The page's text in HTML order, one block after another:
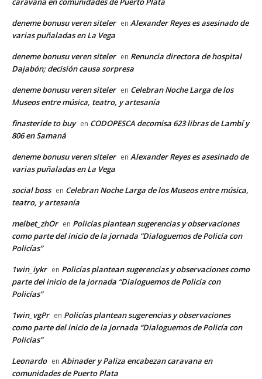
deneme bonusu veren siteler en Alexander Reyes es asesinado de
varias puñaladas en La Vega
deneme bonusu veren siteler en Renuncia directora de hospital
Dajabón; decisión causa sorpresa
deneme bonusu veren siteler en Celebran Noche Larga de los
Museos entre música, teatro, y artesanía
finasteride to buy en CODOPESCA decomisa 623 libras de Lambí y
806 en Samaná
deneme bonusu veren siteler en Alexander Reyes es asesinado de
varias puñaladas en La Vega
social boss en Celebran Noche Larga de los Museos entre música,
teatro, y artesanía
melbet_zhOr en Policías plantean sugerencias y observaciones
como parte del inicio de la jornada “Dialoguemos de Policía con
Policías”
1win_iykr en Policías plantean sugerencias y observaciones como
parte del inicio de la jornada “Dialoguemos de Policía con
Policías”
1win_vgPr en Policías plantean sugerencias y observaciones
como parte del inicio de la jornada “Dialoguemos de Policía con
Policías”
Leonardo en Abinader y Paliza encabezan caravana en
comunidades de Puerto Plata